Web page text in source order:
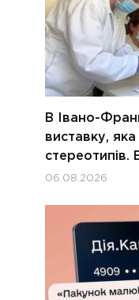
В Івано-
виставку, яка
стереотипів.
06.08.2026